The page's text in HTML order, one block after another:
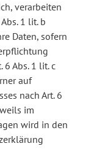
verarbeiten
1 lit. b
Daten, sofern
Abs. 1 lit. c
auf
nach Art. 6
im
wird in den